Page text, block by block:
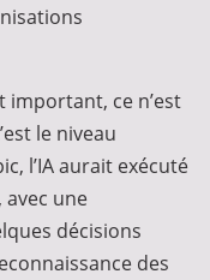
important, ce n’est
le niveau
l’IA aurait exécuté
avec une
décisions
des